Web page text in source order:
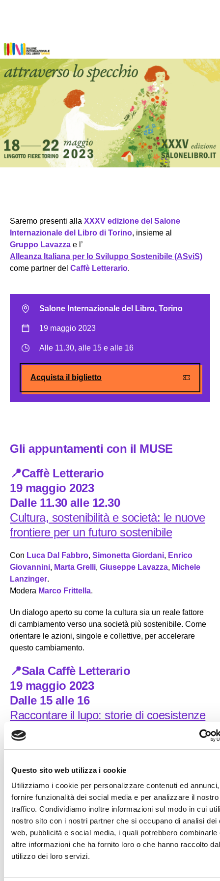
Questo sito web utilizza i cookie
Utilizziamo i cookie per personalizzare contenuti ed
fornire funzionalità dei social media e per analizzare il nostro
traffico. Condividiamo inoltre informazioni sul modo in cui
nostro sito con i nostri partner che si occupano di analisi dei
web, pubblicità e social media, i quali potrebbero combinarle
altre informazioni che ha fornito loro o che hanno raccolto
utilizzo dei loro servizi.
Per la scuola
Saremo presenti alla XXXV edizione del Salone
Internazionale del Libro di Torino, insieme al
Gruppo Lavazza e l’
Alleanza Italiana per lo Sviluppo Sostenibile (ASviS)
come partner del Caffè Letterario.
Salone Internazionale del Libro, Torino
19 maggio 2023
Alle 11.30, alle 15 e alle 16
Acquista il biglietto
Gli appuntamenti con il MUSE
📍Caffè Letterario
19 maggio 2023
Dalle 11.30 alle 12.30
Cultura, sostenibilità e società: le nuove
frontiere per un futuro sostenibile
Con Luca Dal Fabbro, Simonetta Giordani, Enrico
Giovannini, Marta Grelli, Giuseppe Lavazza, Michele
Lanzinger.
Modera Marco Frittella.
Un dialogo aperto su come la cultura sia un reale fattore
di cambiamento verso una società più sostenibile. Come
orientare le azioni, singole e collettive, per accelerare
questo cambiamento.
📍Sala Caffè Letterario
19 maggio 2023
Dalle 15 alle 16
Raccontare il lupo: storie di coesistenze
dai progetti LIFE WolfAlps e LIFE
WolfAlps EU attraverso il kamishibai
ConPaola Bertotto,Maria Bertolini
Carlo Maiolini
Il ritorno naturale del lupo sulle Alpi, simbolo di
wilderness, ma anche minaccia per la sopravvivenza
delle attività antropiche in montagna, è un fenomeno che
rappresenta oggi una grande sfida per la sua tutela e per
il raggiungimento di una cultura della coesistenza. Per